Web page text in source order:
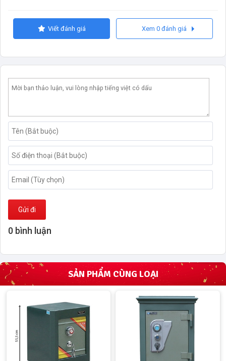
Viết đánh giá Xem 0 đánh giá
Gửi đi
0 bình luận
SẢN PHẨM CÙNG LOẠI